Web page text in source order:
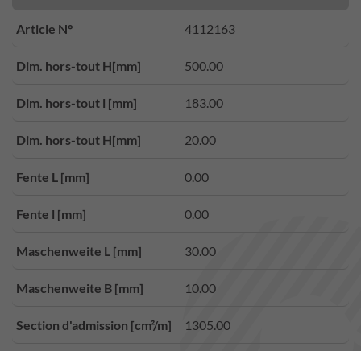
Article N° 4112163
Dim. hors-tout H[mm] 500.00
Dim. hors-tout l [mm] 183.00
Dim. hors-tout H[mm] 20.00
Fente L [mm] 0.00
Fente l [mm] 0.00
Maschenweite L [mm] 30.00
Maschenweite B [mm] 10.00
Section d'admission [cm²/m] 1305.00